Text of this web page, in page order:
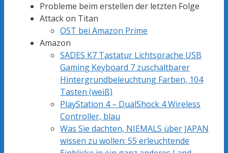
Probleme beim erstellen der letzten Folge
Attack on Titan
OST bei Amazon Prime
Amazon
SADES K7 Tastatur Lichtsprache USB
Gaming Keyboard 7 zuschaltbarer
Hintergrundbeleuchtung Farben, 104
Tasten (weiß)
PlayStation 4 – DualShock 4 Wireless
Controller, blau
Was Sie dachten, NIEMALS über JAPAN
wissen zu wollen: 55 erleuchtende